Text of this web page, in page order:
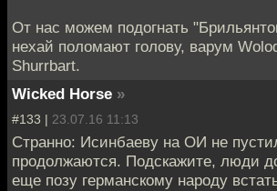
От нас можем подогнать
нехай поломают голову, варум
Shurrbart.
Wicked Horse »
#133 | 23.07.16 11:13
Странно: Исинбаеву на ОИ не
продолжаются. Подскажите, люди
еще позу германскому народу